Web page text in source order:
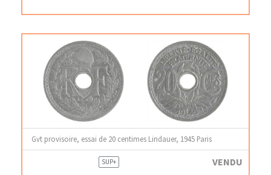
Gvt provisoire, essai de 20 centimes Lindauer, 1945 Paris
SUP+ VENDU